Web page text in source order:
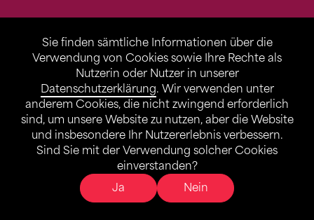
Sie finden sämtliche Informationen über die
Verwendung von Cookies sowie Ihre Rechte als
Nutzerin oder Nutzer in unserer
Datenschutzerklärung. Wir verwenden unter
anderem Cookies, die nicht zwingend erforderlich
sind, um unsere Website zu nutzen, aber die Website
und insbesondere Ihr Nutzererlebnis verbessern.
Sind Sie mit der Verwendung solcher Cookies
einverstanden?
Ja
Nein